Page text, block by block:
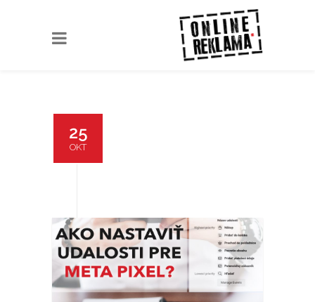
25
OKT